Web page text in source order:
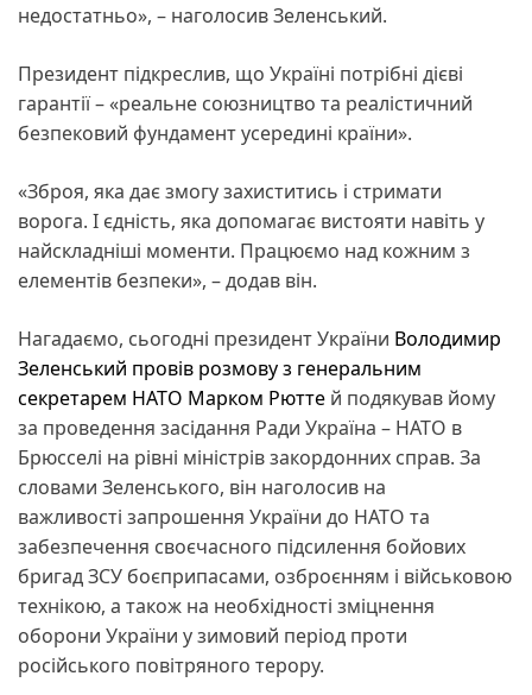
недостатньо», – наголосив Зеленський.
Президент підкреслив, що Україні потрібні дієві
гарантії – «реальне союзництво та реалістичний
безпековий фундамент усередині країни».
«Зброя, яка дає змогу захиститись і стримати
ворога. І єдність, яка допомагає вистояти навіть у
найскладніші моменти. Працюємо над кожним з
елементів безпеки», – додав він.
Нагадаємо, сьогодні президент України Володимир
Зеленський провів розмову з генеральним
секретарем НАТО Марком Рютте й подякував йому
за проведення засідання Ради Україна – НАТО в
Брюсселі на рівні міністрів закордонних справ. За
словами Зеленського, він наголосив на
важливості запрошення України до НАТО та
забезпечення своєчасного підсилення бойових
бригад ЗСУ боєприпасами, озброєнням і військовою
технікою, а також на необхідності зміцнення
оборони України у зимовий період проти
російського повітряного терору.